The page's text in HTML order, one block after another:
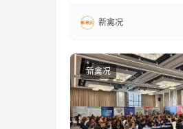
新禽况
新禽况